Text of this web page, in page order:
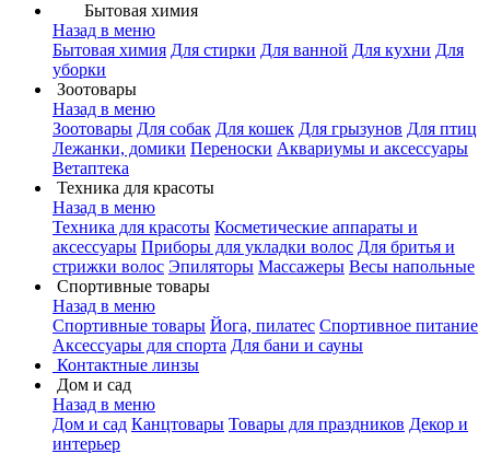
Бытовая химия
Назад в меню
Бытовая химия Для стирки Для ванной Для кухни Для
уборки
Зоотовары
Назад в меню
Зоотовары Для собак Для кошек Для грызунов Для птиц
Лежанки, домики Переноски Аквариумы и аксессуары
Ветаптека
Техника для красоты
Назад в меню
Техника для красоты Косметические аппараты и
аксессуары Приборы для укладки волос Для бритья и
стрижки волос Эпиляторы Массажеры Весы напольные
Спортивные товары
Назад в меню
Спортивные товары Йога, пилатес Спортивное питание
Аксессуары для спорта Для бани и сауны
Контактные линзы
Дом и сад
Назад в меню
Дом и сад Канцтовары Товары для праздников Декор и
интерьер